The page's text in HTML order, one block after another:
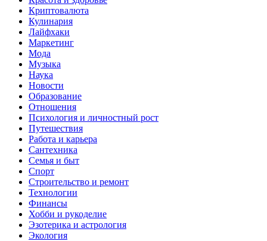
Криптовалюта
Кулинария
Лайфхаки
Маркетинг
Мода
Музыка
Наука
Новости
Образование
Отношения
Психология и личностный рост
Путешествия
Работа и карьера
Сантехника
Семья и быт
Спорт
Строительство и ремонт
Технологии
Финансы
Хобби и рукоделие
Эзотерика и астрология
Экология